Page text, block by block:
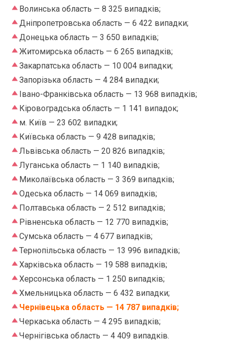
Волинська область — 8 325 випадків;
Дніпропетровська область — 6 422 випадки;
Донецька область — 3 650 випадків;
Житомирська область — 6 265 випадків;
Закарпатська область — 10 004 випадки;
Запорізька область — 4 284 випадки;
Івано-Франківська область — 13 968 випадків;
Кіровоградська область — 1 141 випадок;
м. Київ — 23 602 випадки;
Київська область — 9 428 випадків;
Львівська область — 20 826 випадків;
Луганська область — 1 140 випадків;
Миколаївська область — 3 369 випадків;
Одеська область — 14 069 випадків;
Полтавська область — 2 512 випадків;
Рівненська область — 12 770 випадків;
Сумська область — 4 677 випадків;
Тернопільська область — 13 996 випадків;
Харківська область — 19 588 випадків;
Херсонська область — 1 250 випадків;
Хмельницька область — 6 432 випадки;
Чернівецька область — 14 787 випадків;
Черкаська область — 4 295 випадків;
Чернігівська область — 4 409 випадків.